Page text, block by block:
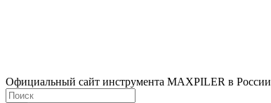
Официальный сайт инструмента MAXPILER в России